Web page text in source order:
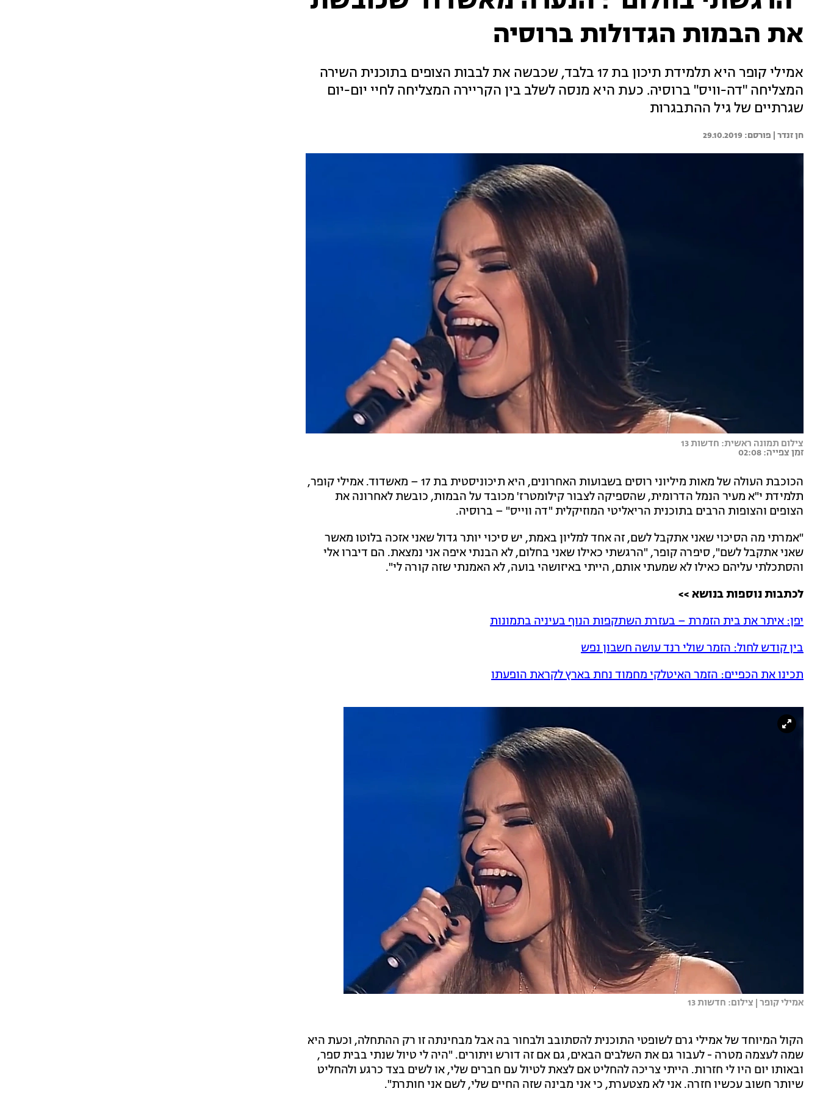
את הבמות הגדולות ברוסיה
אמילי קופר היא תלמידת תיכון בת 17 בלבד, שכבשה את לבבות הצופים בתוכנית השירה
המצליחה "דה-וויס" ברוסיה. כעת היא מנסה לשלב בין הקריירה המצליחה לחיי יום-יום
שגרתיים של גיל ההתבגרות
חן זנדר | 29.10.2019
צילום תמונה ראשית: חדשות 13
זמן צפייה: 02:08
הכוכבת העולה של מאות מיליוני רוסים בשבועות האחרונים, היא תיכוניסטית בת 17 – מאשדוד. אמילי קופר,
תלמידת י"א מעיר הנמל הדרומית, שהספיקה לצבור קילומטרז' מכובד על הבמות, כובשת לאחרונה את
הצופים והצופות הרבים בתוכנית הריאליטי המוזיקלית "דה ווייס" – ברוסיה.
"אמרתי מה הסיכוי שאני אתקבל לשם, זה אחד למליון באמת, יש סיכוי יותר גדול שאני אזכה בלוטו מאשר
שאני אתקבל לשם", סיפרה קופר, "הרגשתי כאילו שאני בחלום, לא הבנתי איפה אני נמצאת. הם דיברו אלי
והסתכלתי עליהם כאילו לא שמעתי אותם, הייתי באיזושהי בועה, לא האמנתי שזה קורה לי".
לכתבות נוספות בנושא >>
יפן: איתר את בית הזמרת – בעזרת השתקפות הנוף בעיניה בתמונות
בין קודש לחול: הזמר שולי רנד עושה חשבון נפש
תכינו את הכפיים: הזמר האיטלקי מחמוד נחת בארץ לקראת הופעתו
אמילי קופר | צילום: חדשות 13
הקול המיוחד של אמילי גרם לשופטי התוכנית להסתובב ולבחור בה אבל מבחינתה זו רק ההתחלה, וכעת היא
שמה לעצמה מטרה - לעבור גם את השלבים הבאים, גם אם זה דורש ויתורים. "היה לי טיול שנתי בבית ספר,
ובאותו יום היו לי חזרות. הייתי צריכה להחליט אם לצאת לטיול עם חברים שלי, או לשים בצד כרגע ולהחליט
שיותר חשוב עכשיו חזרה. אני לא מצטערת, כי אני מבינה שזה החיים שלי, לשם אני חותרת".